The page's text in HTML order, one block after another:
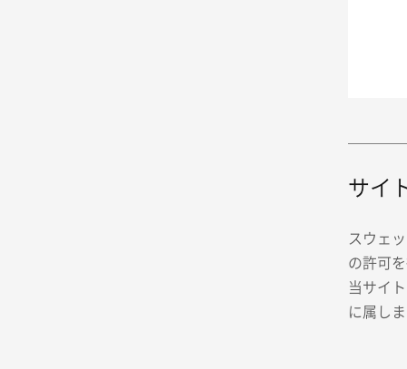
サイ
スウェ
の許可
当サイ
に属し